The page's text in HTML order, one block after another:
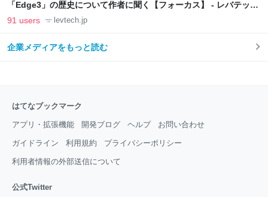
「Edge3」の歴史について作者に聞く【フォーカス】 - レバテック
LAB
91 users levtech.jp
企業メディアをもっと読む
はてなブックマーク
アプリ・拡張機能 開発ブログ ヘルプ お問い合わせ
ガイドライン 利用規約 プライバシーポリシー
利用者情報の外部送信について
公式Twitter